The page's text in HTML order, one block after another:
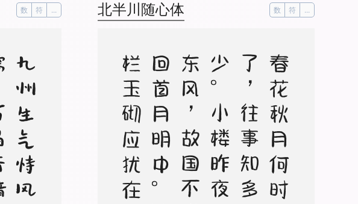
数 符 ...
九
州
生
气
恃
风
雷
，
万
马
齐
喑
究
可
哀
。
我
劝
天
公
重
抖
擞
，
不
拘
一
格
降
人
才
北半川随心体 数 符 ...
春
花
秋
月
何
时
了
，
往
事
知
多
少
。
小
楼
昨
夜
又
东
风
，
故
国
不
堪
回
首
月
明
中
。
雕
栏
玉
砌
应
犹
在
，
只
是
朱
颜
改
。
问
君
能
有
几
多
愁
，
恰
似
一
江
春
水
向
东
流
。